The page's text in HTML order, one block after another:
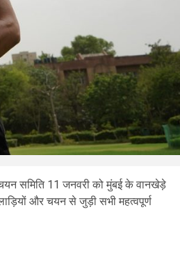
समिति 11 जनवरी को मुंबई के वानखेड़े
और चयन से जुड़ी सभी महत्वपूर्ण